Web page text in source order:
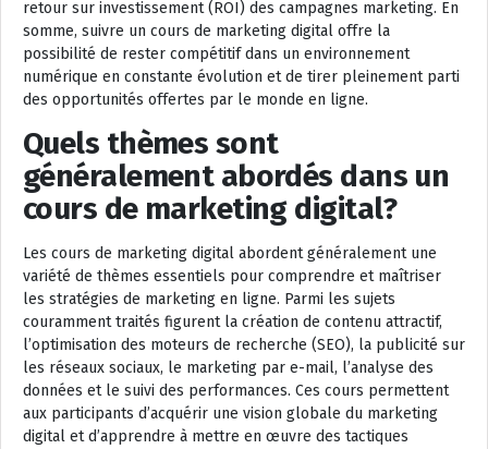
retour sur investissement (ROI) des campagnes marketing. En
somme, suivre un cours de marketing digital offre la
possibilité de rester compétitif dans un environnement
numérique en constante évolution et de tirer pleinement parti
des opportunités offertes par le monde en ligne.
Quels thèmes sont
généralement abordés dans un
cours de marketing digital?
Les cours de marketing digital abordent généralement une
variété de thèmes essentiels pour comprendre et maîtriser
les stratégies de marketing en ligne. Parmi les sujets
couramment traités figurent la création de contenu attractif,
l’optimisation des moteurs de recherche (SEO), la publicité sur
les réseaux sociaux, le marketing par e-mail, l’analyse des
données et le suivi des performances. Ces cours permettent
aux participants d’acquérir une vision globale du marketing
digital et d’apprendre à mettre en œuvre des tactiques